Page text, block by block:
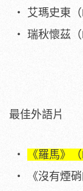
艾瑪史東
瑞秋懷茲
最佳外語片
《羅馬》
《沒有煙